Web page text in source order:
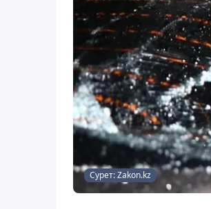
Сурет: Zakon.kz